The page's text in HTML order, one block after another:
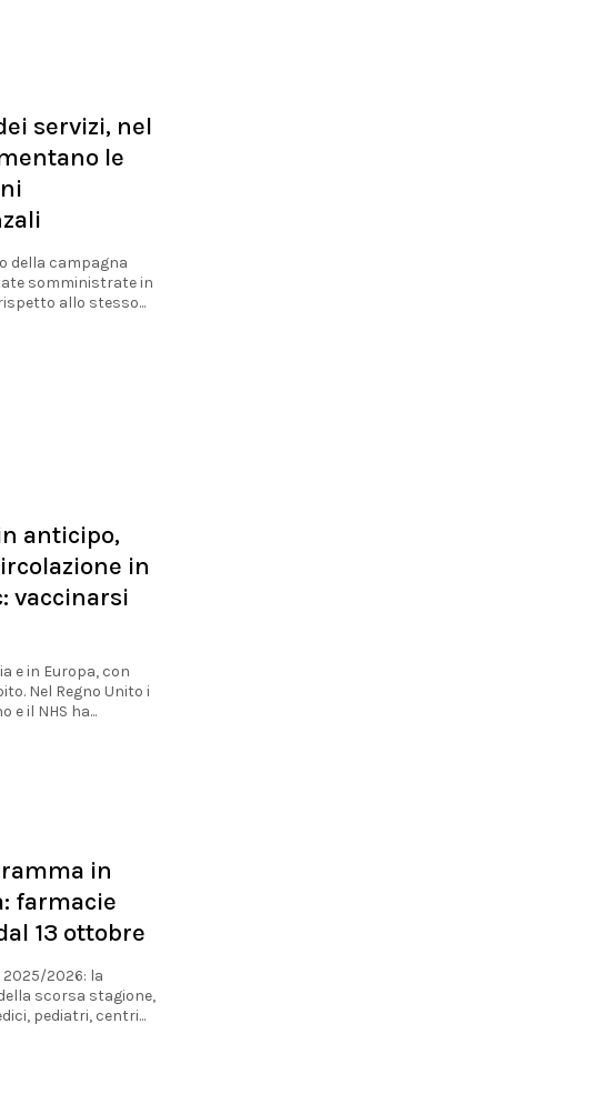
servizi, nel
le
della campagna
somministrate in
allo stesso...
anticipo,
in
vaccinarsi
e in Europa, con
Nel Regno Unito i
il NHS ha...
in
farmacie
13 ottobre
2026: la
scorsa stagione,
pediatri, centri...